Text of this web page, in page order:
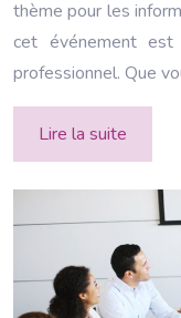
thème pour les
cet événement est
professionnel. Que
Lire la suite